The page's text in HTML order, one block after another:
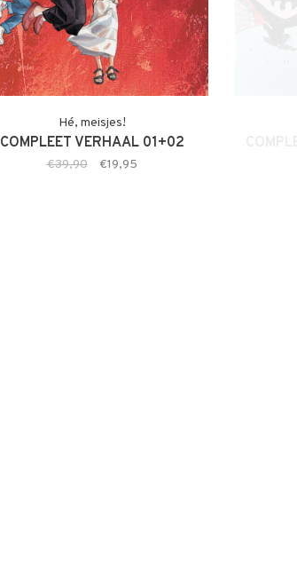
Hé, meisjes!
COMPLEET VERHAAL 01+02
€39,90 €19,95